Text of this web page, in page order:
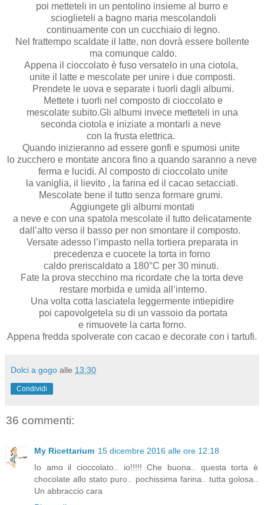
poi metteteli in un pentolino insieme al burro e
scioglieteli a bagno maria mescolandoli
continuamente con un cucchiaio di legno.
Nel frattempo scaldate il latte, non dovrà essere bollente
ma comunque caldo.
Appena il cioccolato è fuso versatelo in una ciotola,
unite il latte e mescolate per unire i due composti.
Prendete le uova e separate i tuorli dagli albumi.
Mettete i tuorli nel composto di cioccolato e
mescolate subito.Gli albumi invece metteteli in una
seconda ciotola e iniziate a montarli a neve
con la frusta elettrica.
Quando inizieranno ad essere gonfi e spumosi unite
lo zucchero e montate ancora fino a quando saranno a neve
ferma e lucidi. Al composto di cioccolato unite
la vaniglia, il lievito , la farina ed il cacao setacciati.
Mescolate bene il tutto senza formare grumi.
Aggiungete gli albumi montati
a neve e con una spatola mescolate il tutto delicatamente
dall’alto verso il basso per non smontare il composto.
Versate adesso l’impasto nella tortiera preparata in
precedenza e cuocete la torta in forno
caldo preriscaldato a 180°C per 30 minuti.
Fate la prova stecchino ma ricordate che la torta deve
restare morbida e umida all’interno.
Una volta cotta lasciatela leggermente intiepidire
poi capovolgetela su di un vassoio da portata
e rimuovete la carta forno.
Appena fredda spolverate con cacao e decorate con i tartufi.
Dolci a gogo alle 13:30
Condividi
36 commenti:
My Ricettarium 15 dicembre 2016 alle ore 12:18
Io amo il cioccolato.. io!!!!! Che buona.. questa torta è
chocolate allo stato puro.. pochissima farina.. tutta golosa..
Un abbraccio cara